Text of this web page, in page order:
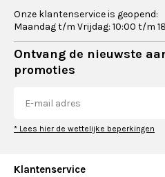
Onze klantenservice is geopend:
Maandag t/m Vrijdag: 10:00 t/m
Ontvang de nieuwste
promoties
* Lees hier de wettelijke beperkingen
Klantenservice